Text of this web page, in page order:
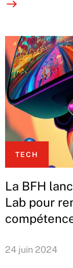
TECH
La BFH
Lab pour
24 juin 2024